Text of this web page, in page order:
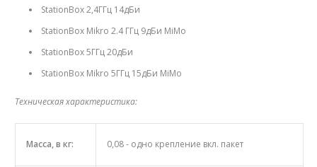
StationBox 2,4ГГц 14дБи
StationBox Mikro 2.4 ГГц 9дБи MiMo
StationBox 5ГГц 20дБи
StationBox Mikro 5ГГц 15дБи MiMo
Техническая характеристика:
Масса, в кг: 0,08 - одно крепление вкл. пакет